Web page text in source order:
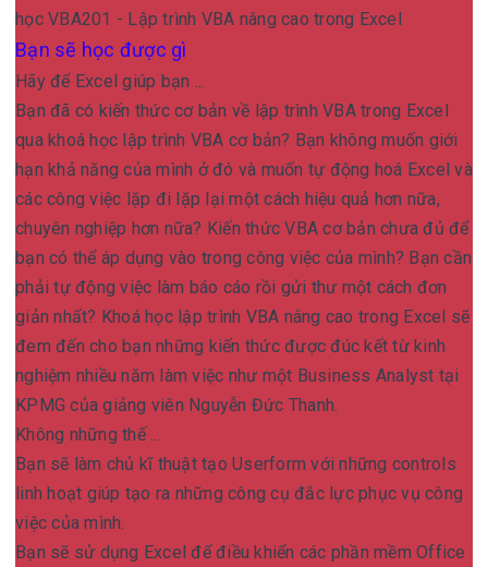
học VBA201 - Lập trình VBA nâng cao trong Excel
Bạn sẽ học được gì
Hãy để Excel giúp bạn ...
Bạn đã có kiến thức cơ bản về lập trình VBA trong Excel
qua khoá học lập trình VBA cơ bản? Bạn không muốn giới
hạn khả năng của mình ở đó và muốn tự động hoá Excel và
các công việc lặp đi lặp lại một cách hiệu quả hơn nữa,
chuyên nghiệp hơn nữa? Kiến thức VBA cơ bản chưa đủ để
bạn có thể áp dụng vào trong công việc của mình? Bạn cần
phải tự động việc làm báo cáo rồi gửi thư một cách đơn
giản nhất? Khoá học lập trình VBA nâng cao trong Excel sẽ
đem đến cho bạn những kiến thức được đúc kết từ kinh
nghiệm nhiều năm làm việc như một Business Analyst tại
KPMG của giảng viên Nguyễn Đức Thanh.
Không những thế ...
Bạn sẽ làm chủ kĩ thuật tạo Userform với những controls
linh hoạt giúp tạo ra những công cụ đắc lực phục vụ công
việc của mình.
Bạn sẽ sử dụng Excel để điều khiển các phần mềm Office